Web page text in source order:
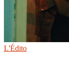
L'Édito